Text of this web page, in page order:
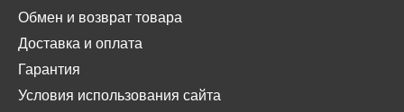
Обмен и возврат товара
Доставка и оплата
Гарантия
Условия использования сайта